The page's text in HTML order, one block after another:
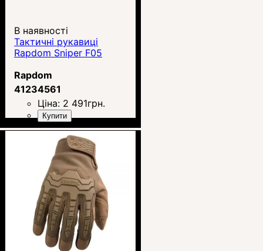
В наявності
Тактичні рукавиці
Rapdom Sniper F05
Rapdom
41234561
Ціна: 2 491грн.
Купити